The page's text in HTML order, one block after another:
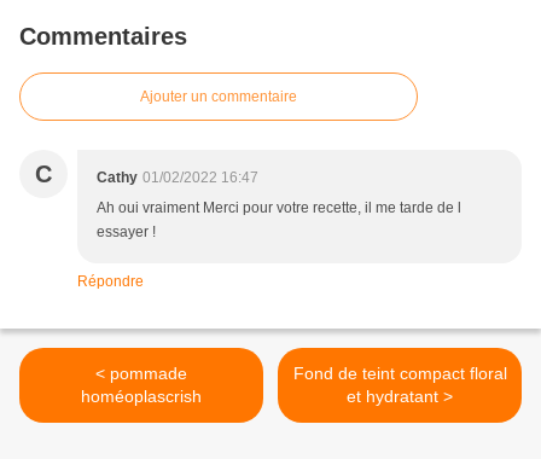
Commentaires
Ajouter un commentaire
C Cathy 01/02/2022 16:47
Ah oui vraiment Merci pour votre recette, il me tarde de l
essayer !
Répondre
< pommade
homéoplascrish
Fond de teint compact floral
et hydratant >